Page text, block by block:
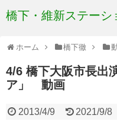
橋下・維新ステーシ
ホーム 橋下徹
4/6 橋下大阪市長出
ア」 動画
2013/4/9 2021/9/8